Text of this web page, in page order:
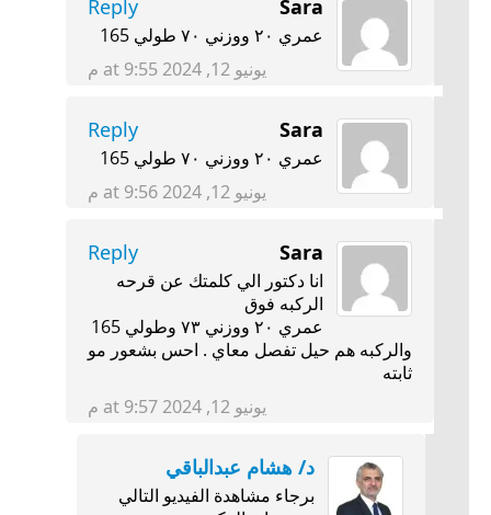
Sara
Reply
عمري ٢٠ ووزني ٧٠ طولي 165
يونيو 12, 2024 at 9:55 م
Sara
Reply
عمري ٢٠ ووزني ٧٠ طولي 165
يونيو 12, 2024 at 9:56 م
Sara
Reply
انا دكتور الي كلمتك عن قرحه
الركبه فوق
عمري ٢٠ ووزني ٧٣ وطولي 165
والركبه هم حيل تفصل معاي . احس بشعور مو
ثابته
يونيو 12, 2024 at 9:57 م
د/ هشام عبدالباقي
برجاء مشاهدة الفيديو التالي